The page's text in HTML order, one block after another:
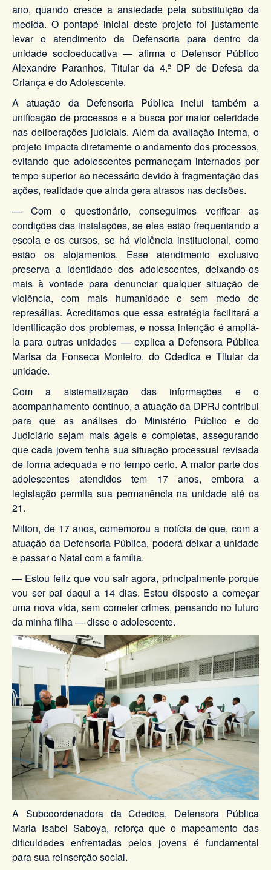
ano, quando cresce a ansiedade pela substituição da
medida. O pontapé inicial deste projeto foi justamente
levar o atendimento da Defensoria para dentro da
unidade socioeducativa — afirma o Defensor Público
Alexandre Paranhos, Titular da 4.ª DP de Defesa da
Criança e do Adolescente.
A atuação da Defensoria Pública inclui também a
unificação de processos e a busca por maior celeridade
nas deliberações judiciais. Além da avaliação interna, o
projeto impacta diretamente o andamento dos processos,
evitando que adolescentes permaneçam internados por
tempo superior ao necessário devido à fragmentação das
ações, realidade que ainda gera atrasos nas decisões.
— Com o questionário, conseguimos verificar as
condições das instalações, se eles estão frequentando a
escola e os cursos, se há violência institucional, como
estão os alojamentos. Esse atendimento exclusivo
preserva a identidade dos adolescentes, deixando-os
mais à vontade para denunciar qualquer situação de
violência, com mais humanidade e sem medo de
represálias. Acreditamos que essa estratégia facilitará a
identificação dos problemas, e nossa intenção é ampliá-
la para outras unidades — explica a Defensora Pública
Marisa da Fonseca Monteiro, do Cdedica e Titular da
unidade.
Com a sistematização das informações e o
acompanhamento contínuo, a atuação da DPRJ contribui
para que as análises do Ministério Público e do
Judiciário sejam mais ágeis e completas, assegurando
que cada jovem tenha sua situação processual revisada
de forma adequada e no tempo certo. A maior parte dos
adolescentes atendidos tem 17 anos, embora a
legislação permita sua permanência na unidade até os
21.
Milton, de 17 anos, comemorou a notícia de que, com a
atuação da Defensoria Pública, poderá deixar a unidade
e passar o Natal com a família.
— Estou feliz que vou sair agora, principalmente porque
vou ser pai daqui a 14 dias. Estou disposto a começar
uma nova vida, sem cometer crimes, pensando no futuro
da minha filha — disse o adolescente.
A Subcoordenadora da Cdedica, Defensora Pública
Maria Isabel Saboya, reforça que o mapeamento das
dificuldades enfrentadas pelos jovens é fundamental
para sua reinserção social.